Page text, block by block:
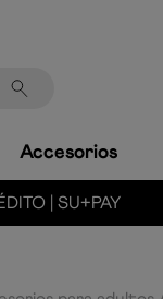
Accesorios
| SU+PAY